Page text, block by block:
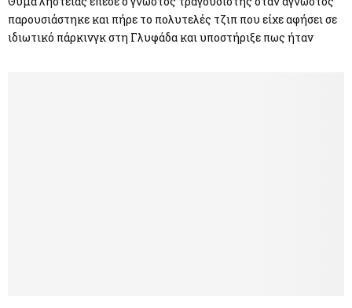
παρουσιάστηκε και πήρε το πολυτελές τζιπ που είχε αφήσει σε
ιδιωτικό πάρκινγκ στη Γλυφάδα και υποστήριξε πως ήταν